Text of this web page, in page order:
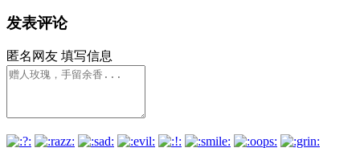
发表评论
匿名网友 填写信息